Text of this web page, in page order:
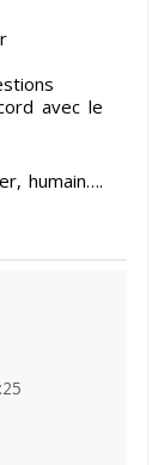
avec le
humain….